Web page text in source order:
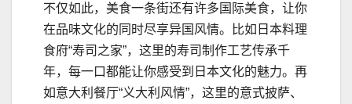
不仅如此，美食一条街还有许多国际美食，让你
在品味文化的同时尽享异国风情。比如日本料理
食府“寿司之家”，这里的寿司制作工艺传承千
年，每一口都能让你感受到日本文化的魅力。再
如意大利餐厅“义大利风情”，这里的意式披萨、